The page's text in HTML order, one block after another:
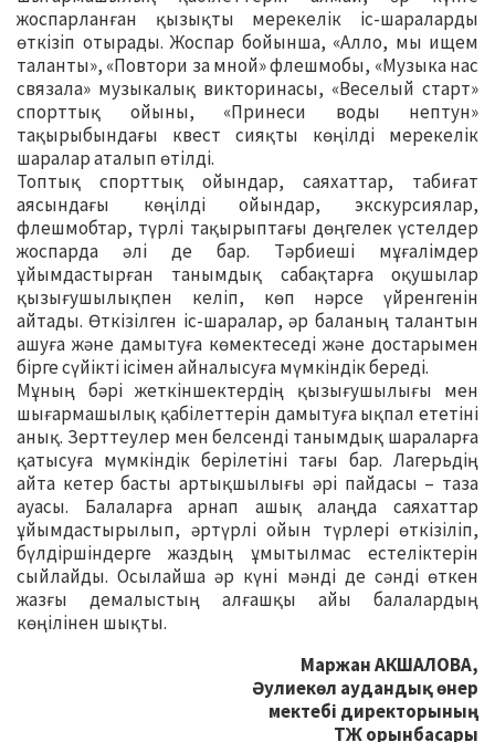
жоспарланған қызықты мерекелік іс-шараларды
өткізіп отырады. Жоспар бойынша, «Алло, мы ищем
таланты», «Повтори за мной» флешмобы, «Музыка нас
связала» музыкалық викторинасы, «Веселый старт»
спорттық ойыны, «Принеси воды нептун»
тақырыбындағы квест сияқты көңілді мерекелік
шаралар аталып өтілді.
Топтық спорттық ойындар, саяхаттар, табиғат
аясындағы көңілді ойындар, экскурсиялар,
флешмобтар, түрлі тақырыптағы дөңгелек үстелдер
жоспарда әлі де бар. Тәрбиеші мұғалімдер
ұйымдастырған танымдық сабақтарға оқушылар
қызығушылықпен келіп, көп нәрсе үйренгенін
айтады. Өткізілген іс-шаралар, әр баланың талантын
ашуға және дамытуға көмектеседі және достарымен
бірге сүйікті ісімен айналысуға мүмкіндік береді.
Мұның бәрі жеткіншектердің қызығушылығы мен
шығармашылық қабілеттерін дамытуға ықпал ететіні
анық. Зерттеулер мен белсенді танымдық шараларға
қатысуға мүмкіндік берілетіні тағы бар. Лагерьдің
айта кетер басты артықшылығы әрі пайдасы – таза
ауасы. Балаларға арнап ашық алаңда саяхаттар
ұйымдастырылып, әртүрлі ойын түрлері өткізіліп,
бүлдіршіндерге жаздың ұмытылмас естеліктерін
сыйлайды. Осылайша әр күні мәнді де сәнді өткен
жазғы демалыстың алғашқы айы балалардың
көңілінен шықты.
Маржан АКШАЛОВА,
Әулиекөл аудандық өнер
мектебі директорының
ТЖ орынбасары